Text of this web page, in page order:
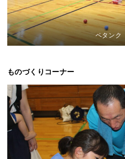
ペタンク
ものづくりコーナー